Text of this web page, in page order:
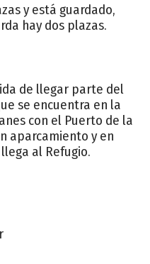
y está guardado,
hay dos plazas.
de llegar parte del
se encuentra en la
con el Puerto de la
aparcamiento y en
al Refugio.